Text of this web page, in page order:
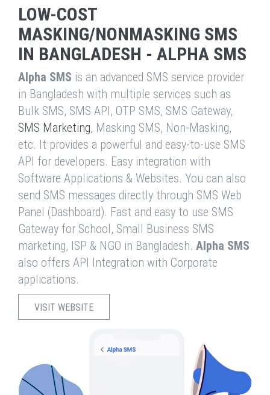
LOW-COST
MASKING/NONMASKING SMS
IN BANGLADESH - ALPHA SMS
Alpha SMS is an advanced SMS service provider
in Bangladesh with multiple services such as
Bulk SMS, SMS API, OTP SMS, SMS Gateway,
SMS Marketing, Masking SMS, Non-Masking,
etc. It provides a powerful and easy-to-use SMS
API for developers. Easy integration with
Software Applications & Websites. You can also
send SMS messages directly through SMS Web
Panel (Dashboard). Fast and easy to use SMS
Gateway for School, Small Business SMS
marketing, ISP & NGO in Bangladesh. Alpha SMS
also offers API Integration with Corporate
applications.
VISIT WEBSITE